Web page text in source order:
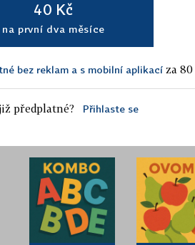
40 Kč
na první dva měsíce
bez reklam a s mobilní aplikací za 80
předplatné? Přihlaste se